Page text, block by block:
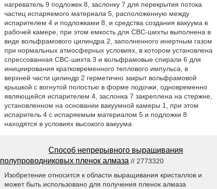
нагреватель 9 подложек 8, заслонку 7 для перекрытия потока
частиц испаряемого материала 5, расположенную между
испарителем 4 и подложками 8, и средства создания вакуума в
рабочей камере, при этом емкость для СВС-шихты выполнена в
виде вольфрамового цилиндра 2, заполненного инертным газом
при нормальных атмосферных условиях, в котором установлена
спрессованная СВС-шихта 3 и вольфрамовые спирали 6 для
инициирования кратковременного теплового импульса, в
верхней части цилиндр 2 герметично закрыт вольфрамовой
крышкой с вогнутой полостью в форме лодочки, одновременно
являющейся испарителем 4, заслонка 7 закреплена на стержне,
установленном на основании вакуумной камеры 1, при этом
испаритель 4 с испаряемым материалом 5 и подложки 8
находятся в условиях высокого вакуума.
Способ непрерывного выращивания
полупроводниковых пленок алмаза // 2773320
Изобретение относится к области выращивания кристаллов и
может быть использовано для получения пленок алмаза